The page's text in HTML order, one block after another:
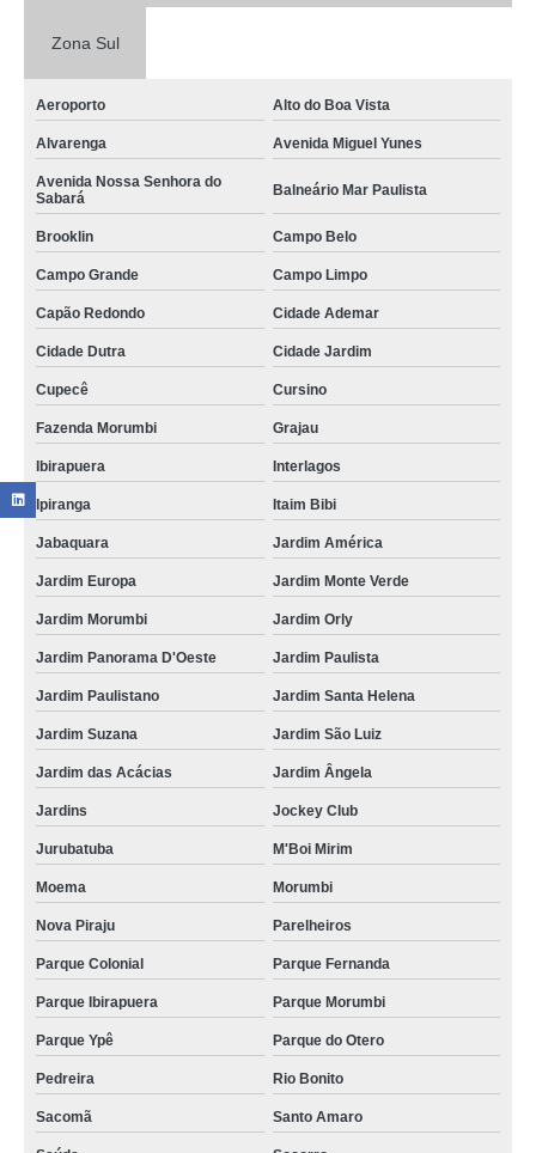
Zona Sul
Aeroporto Alto do Boa Vista
Alvarenga Avenida Miguel Yunes
Avenida Nossa Senhora do
Sabará
Balneário Mar Paulista
Brooklin Campo Belo
Campo Grande Campo Limpo
Capão Redondo Cidade Ademar
Cidade Dutra Cidade Jardim
Cupecê Cursino
Fazenda Morumbi Grajau
Ibirapuera Interlagos
Ipiranga Itaim Bibi
Jabaquara Jardim América
Jardim Europa Jardim Monte Verde
Jardim Morumbi Jardim Orly
Jardim Panorama D'Oeste Jardim Paulista
Jardim Paulistano Jardim Santa Helena
Jardim Suzana Jardim São Luiz
Jardim das Acácias Jardim Ângela
Jardins Jockey Club
Jurubatuba M'Boi Mirim
Moema Morumbi
Nova Piraju Parelheiros
Parque Colonial Parque Fernanda
Parque Ibirapuera Parque Morumbi
Parque Ypê Parque do Otero
Pedreira Rio Bonito
Sacomã Santo Amaro